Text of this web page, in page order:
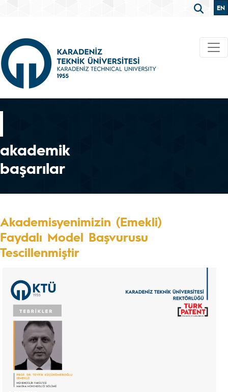
EN
akademik
başarılar
Akademisyenimizin (Emekli)
Faydalı Model Başvurusu
Tescillenmiştir